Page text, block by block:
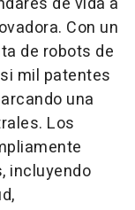
Con un
de robots de
mil patentes
una
Los
incluyendo